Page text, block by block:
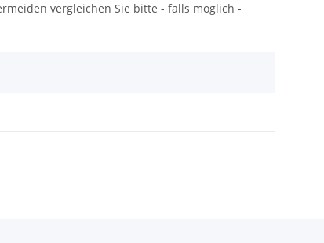
vergleichen Sie bitte - falls möglich -